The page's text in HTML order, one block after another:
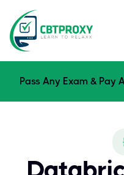
Pass Any Exam & Pay